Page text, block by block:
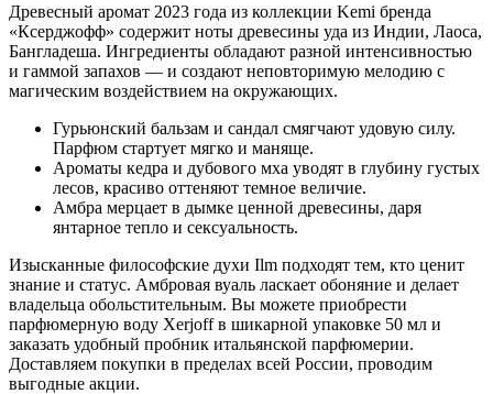
Древесный аромат 2023 года из коллекции Kemi бренда
«Ксерджофф» содержит ноты древесины уда из Индии, Лаоса,
Бангладеша. Ингредиенты обладают разной интенсивностью
и гаммой запахов — и создают неповторимую мелодию с
магическим воздействием на окружающих.
Гурьюнский бальзам и сандал смягчают удовую силу.
Парфюм стартует мягко и маняще.
Ароматы кедра и дубового мха уводят в глубину густых
лесов, красиво оттеняют темное величие.
Амбра мерцает в дымке ценной древесины, даря
янтарное тепло и сексуальность.
Изысканные философские духи Ilm подходят тем, кто ценит
знание и статус. Амбровая вуаль ласкает обоняние и делает
владельца обольстительным. Вы можете приобрести
парфюмерную воду Xerjoff в шикарной упаковке 50 мл и
заказать удобный пробник итальянской парфюмерии.
Доставляем покупки в пределах всей России, проводим
выгодные акции.